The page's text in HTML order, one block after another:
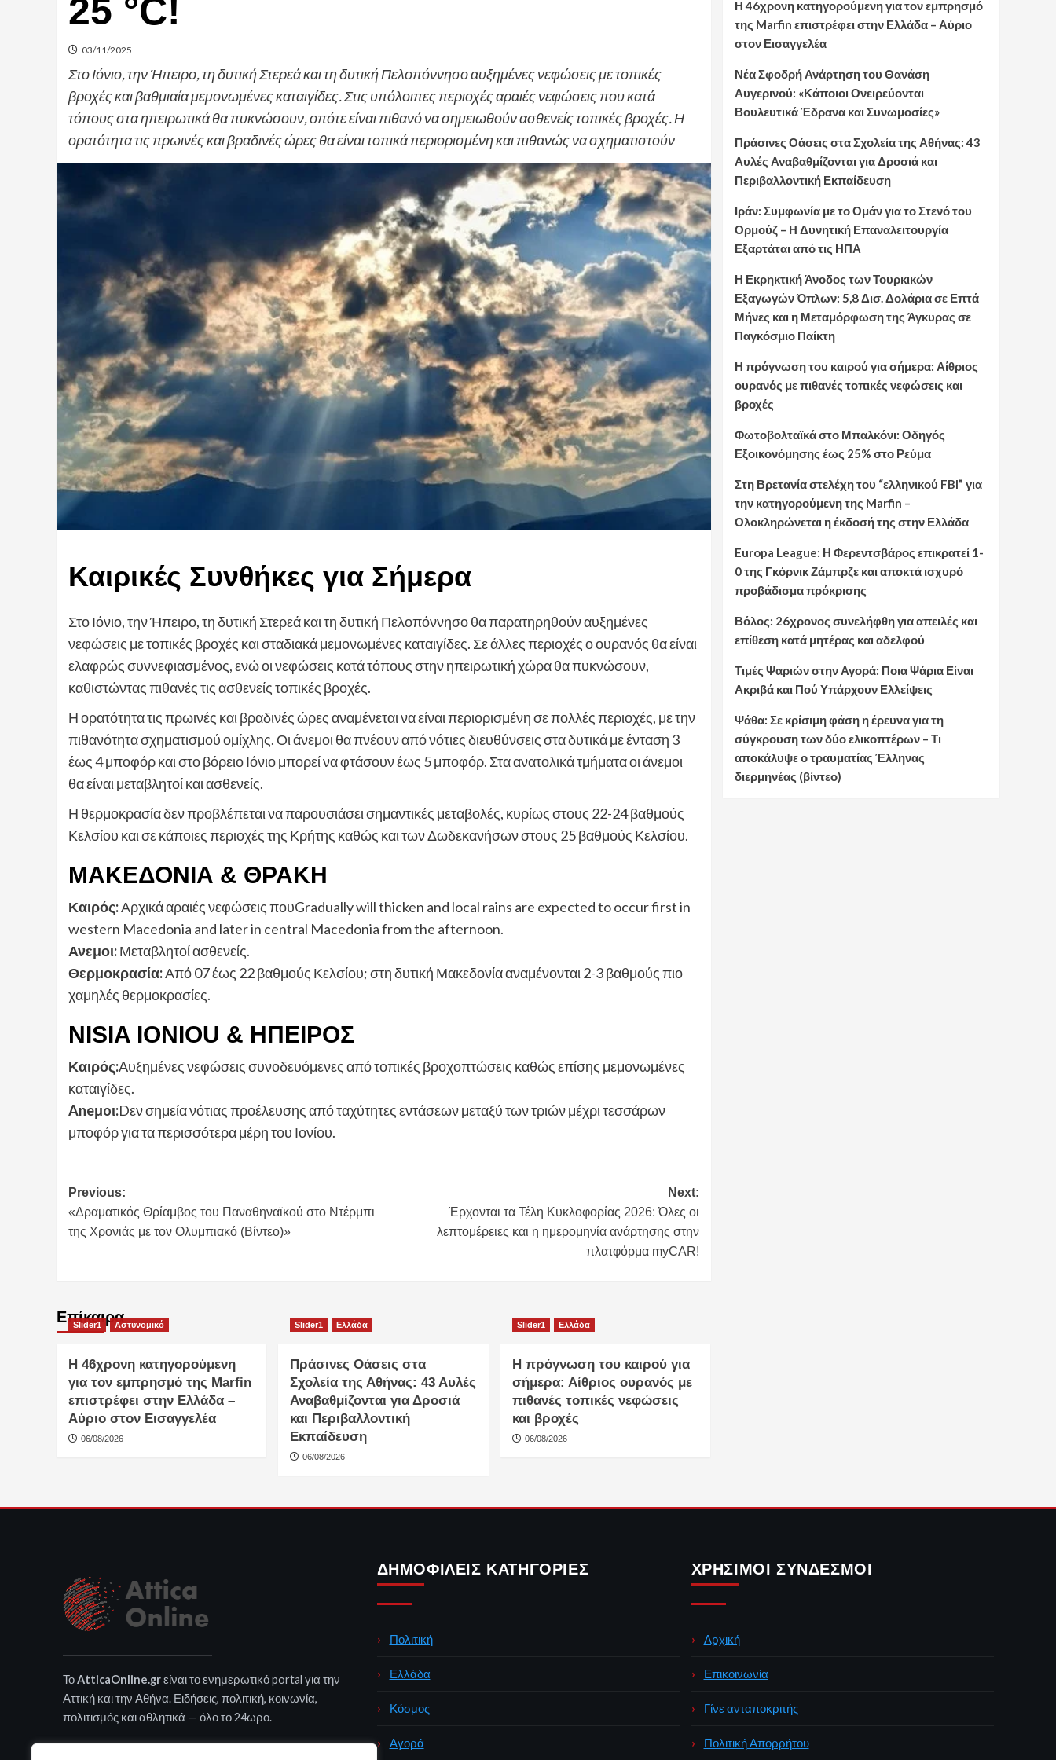
25 °C!
03/11/2025
Στο Ιόνιο, την Ήπειρο, τη δυτική Στερεά και τη δυτική Πελοπόννησο αυξημένες νεφώσεις με τοπικές
βροχές και βαθμιαία μεμονωμένες καταιγίδες. Στις υπόλοιπες περιοχές αραιές νεφώσεις που κατά
τόπους στα ηπειρωτικά θα πυκνώσουν, οπότε είναι πιθανό να σημειωθούν ασθενείς τοπικές βροχές. Η
ορατότητα τις πρωινές και βραδινές ώρες θα είναι τοπικά περιορισμένη και πιθανώς να σχηματιστούν
Καιρικές Συνθήκες για Σήμερα
Στο Ιόνιο, την Ήπειρο, τη δυτική Στερεά και τη δυτική Πελοπόννησο θα παρατηρηθούν αυξημένες
νεφώσεις με τοπικές βροχές και σταδιακά μεμονωμένες καταιγίδες. Σε άλλες περιοχές ο ουρανός θα είναι
ελαφρώς συννεφιασμένος, ενώ οι νεφώσεις κατά τόπους στην ηπειρωτική χώρα θα πυκνώσουν,
καθιστώντας πιθανές τις ασθενείς τοπικές βροχές.
Η ορατότητα τις πρωινές και βραδινές ώρες αναμένεται να είναι περιορισμένη σε πολλές περιοχές, με την
πιθανότητα σχηματισμού ομίχλης. Οι άνεμοι θα πνέουν από νότιες διευθύνσεις στα δυτικά με ένταση 3
έως 4 μποφόρ και στο βόρειο Ιόνιο μπορεί να φτάσουν έως 5 μποφόρ. Στα ανατολικά τμήματα οι άνεμοι
θα είναι μεταβλητοί και ασθενείς.
Η θερμοκρασία δεν προβλέπεται να παρουσιάσει σημαντικές μεταβολές, κυρίως στους 22-24 βαθμούς
Κελσίου και σε κάποιες περιοχές της Κρήτης καθώς και των Δωδεκανήσων στους 25 βαθμούς Κελσίου.
ΜΑΚΕΔΟΝΙΑ & ΘΡΑΚΗ
Καιρός:Αρχικά αραιές νεφώσεις πουGradually will thicken and local rains are expected to occur first in
western Macedonia and later in central Macedonia from the afternoon.
Ανεμοι:Μεταβλητοί ασθενείς.
Θερμοκρασία:Από 07 έως 22 βαθμούς Κελσίου; στη δυτική Μακεδονία αναμένονται 2-3 βαθμούς πιο
χαμηλές θερμοκρασίες.
NISIA IONIOU & ΗΠΕΙΡΟΣ
Καιρός:Aυξημένες νεφώσεις συνοδευόμενες από τοπικές βροχοπτώσεις καθώς επίσης μεμονωμένες
καταιγίδες.
Aneμoι:Dεν σημεία νότιας προέλευσης από ταχύτητες εντάσεων μεταξύ των τριών μέχρι τεσσάρων
μποφόρ για τα περισσότερα μέρη του Ιονίου.
Post
navigation
Previous:
«Δραματικός Θρίαμβος του Παναθηναϊκού στο Ντέρμπι
της Χρονιάς με τον Ολυμπιακό (Βίντεο)»
Next:
Έρχονται τα Τέλη Κυκλοφορίας 2026: Όλες οι
λεπτομέρειες και η ημερομηνία ανάρτησης στην
πλατφόρμα myCAR!
Επίκαιρα
Slider1 Αστυνομικό
Η 46χρονη κατηγορούμενη
για τον εμπρησμό της Marfin
επιστρέφει στην Ελλάδα –
Αύριο στον Εισαγγελέα
06/08/2026
Slider1 Ελλάδα
Πράσινες Οάσεις στα
Σχολεία της Αθήνας: 43 Αυλές
Αναβαθμίζονται για Δροσιά
και Περιβαλλοντική
Εκπαίδευση
06/08/2026
Slider1 Ελλάδα
Η πρόγνωση του καιρού για
σήμερα: Αίθριος ουρανός με
πιθανές τοπικές νεφώσεις
και βροχές
06/08/2026
Η 46χρονη κατηγορούμενη για τον εμπρησμό
της Marfin επιστρέφει στην Ελλάδα – Αύριο
στον Εισαγγελέα
Νέα Σφοδρή Ανάρτηση του Θανάση
Αυγερινού: «Κάποιοι Ονειρεύονται
Βουλευτικά Έδρανα και Συνωμοσίες»
Πράσινες Οάσεις στα Σχολεία της Αθήνας: 43
Αυλές Αναβαθμίζονται για Δροσιά και
Περιβαλλοντική Εκπαίδευση
Ιράν: Συμφωνία με το Ομάν για το Στενό του
Ορμούζ – Η Δυνητική Επαναλειτουργία
Εξαρτάται από τις ΗΠΑ
Η Εκρηκτική Άνοδος των Τουρκικών
Εξαγωγών Όπλων: 5,8 Δισ. Δολάρια σε Επτά
Μήνες και η Μεταμόρφωση της Άγκυρας σε
Παγκόσμιο Παίκτη
Η πρόγνωση του καιρού για σήμερα: Αίθριος
ουρανός με πιθανές τοπικές νεφώσεις και
βροχές
Φωτοβολταϊκά στο Μπαλκόνι: Οδηγός
Εξοικονόμησης έως 25% στο Ρεύμα
Στη Βρετανία στελέχη του “ελληνικού FBI” για
την κατηγορούμενη της Marfin –
Ολοκληρώνεται η έκδοσή της στην Ελλάδα
Europa League: Η Φερεντσβάρος επικρατεί 1-
0 της Γκόρνικ Ζάμπρζε και αποκτά ισχυρό
προβάδισμα πρόκρισης
Βόλος: 26χρονος συνελήφθη για απειλές και
επίθεση κατά μητέρας και αδελφού
Τιμές Ψαριών στην Αγορά: Ποια Ψάρια Είναι
Ακριβά και Πού Υπάρχουν Ελλείψεις
Ψάθα: Σε κρίσιμη φάση η έρευνα για τη
σύγκρουση των δύο ελικοπτέρων – Τι
αποκάλυψε ο τραυματίας Έλληνας
διερμηνέας (βίντεο)
ΤοAtticaOnline.grείναι το ενημερωτικό portal για την
Αττική και την Αθήνα. Ειδήσεις, πολιτική, κοινωνία,
πολιτισμός και αθλητικά — όλο το 24ωρο.
ΔΗΜΟΦΙΛΕΊΣ ΚΑΤΗΓΟΡΊΕΣ
Πολιτική
Ελλάδα
Κόσμος
Αγορά
ΧΡΉΣΙΜΟΙ ΣΎΝΔΕΣΜΟΙ
Αρχική
Επικοινωνία
Γίνε ανταποκριτής
Πολιτική Απορρήτου